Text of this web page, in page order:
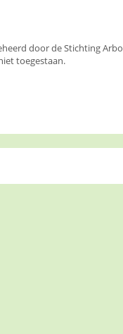
door de Stichting
toegestaan.